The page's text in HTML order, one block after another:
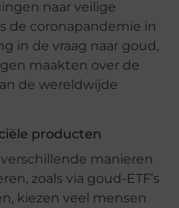
naar veilige
de coronapandemie in
in de vraag naar goud,
maakten over de
de wereldwijde
producten
manieren
zoals via goud-ETF’s
kiezen veel mensen